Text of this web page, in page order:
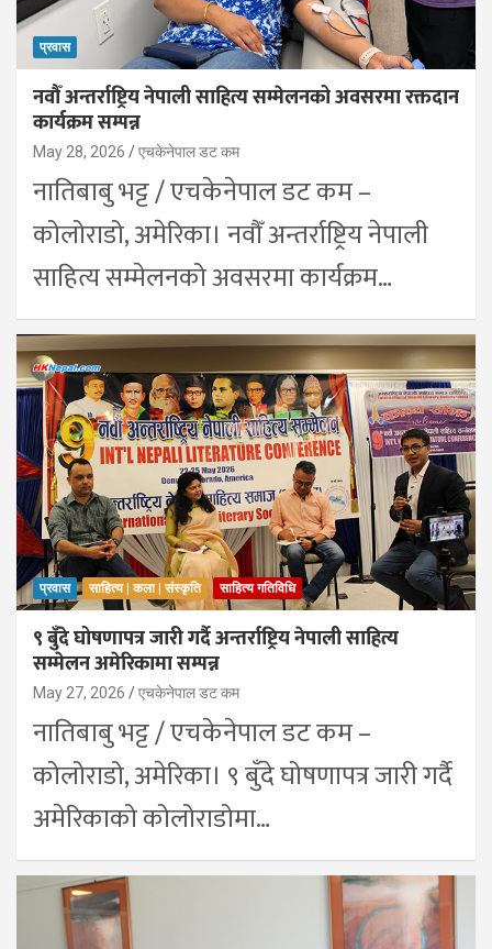
प्रवास
नवौँ अन्तर्राष्ट्रिय नेपाली साहित्य सम्मेलनको अवसरमा रक्तदान
कार्यक्रम सम्पन्न
May 28, 2026 एचकेनेपाल डट कम
नातिबाबु भट्ट / एचकेनेपाल डट कम –
कोलोराडो, अमेरिका। नवौँ अन्तर्राष्ट्रिय नेपाली
साहित्य सम्मेलनको अवसरमा कार्यक्रम…
प्रवास साहित्य | कला | संस्कृति साहित्य गतिविधि
९ बुँदे घोषणापत्र जारी गर्दै अन्तर्राष्ट्रिय नेपाली साहित्य
सम्मेलन अमेरिकामा सम्पन्न
May 27, 2026 एचकेनेपाल डट कम
नातिबाबु भट्ट / एचकेनेपाल डट कम –
कोलोराडो, अमेरिका। ९ बुँदे घोषणापत्र जारी गर्दै
अमेरिकाको कोलोराडोमा…